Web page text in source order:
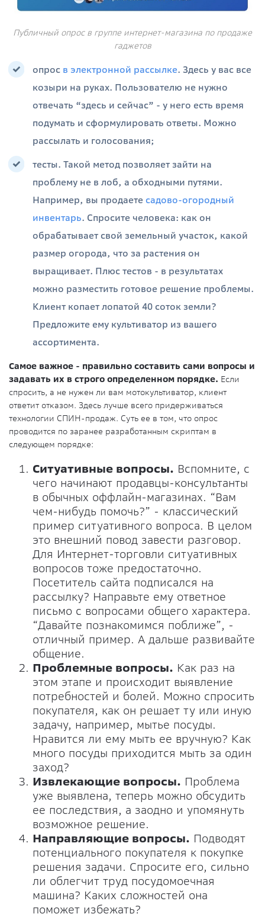
Публичный опрос в группе интернет-магазина по продаже
гаджетов
опрос в электронной рассылке. Здесь у вас все
козыри на руках. Пользователю не нужно
отвечать “здесь и сейчас” - у него есть время
подумать и сформулировать ответы. Можно
рассылать и голосования;
тесты. Такой метод позволяет зайти на
проблему не в лоб, а обходными путями.
Например, вы продаете садово-огородный
инвентарь. Спросите человека: как он
обрабатывает свой земельный участок, какой
размер огорода, что за растения он
выращивает. Плюс тестов - в результатах
можно разместить готовое решение проблемы.
Клиент копает лопатой 40 соток земли?
Предложите ему культиватор из вашего
ассортимента.
Самое важное - правильно составить сами вопросы и
задавать их в строго определенном порядке. Если
спросить, а не нужен ли вам мотокультиватор, клиент
ответит отказом. Здесь лучше всего придерживаться
технологии СПИН-продаж. Суть ее в том, что опрос
проводится по заранее разработанным скриптам в
следующем порядке:
Ситуативные вопросы. Вспомните, с
чего начинают продавцы-консультанты
в обычных оффлайн-магазинах. “Вам
чем-нибудь помочь?” - классический
пример ситуативного вопроса. В целом
это внешний повод завести разговор.
Для Интернет-торговли ситуативных
вопросов тоже предостаточно.
Посетитель сайта подписался на
рассылку? Направьте ему ответное
письмо с вопросами общего характера.
“Давайте познакомимся поближе”, -
отличный пример. А дальше развивайте
общение.
Проблемные вопросы. Как раз на
этом этапе и происходит выявление
потребностей и болей. Можно спросить
покупателя, как он решает ту или иную
задачу, например, мытье посуды.
Нравится ли ему мыть ее вручную? Как
много посуды приходится мыть за один
заход?
Извлекающие вопросы. Проблема
уже выявлена, теперь можно обсудить
ее последствия, а заодно и упомянуть
возможное решение.
Направляющие вопросы. Подводят
потенциального покупателя к покупке
решения задачи. Спросите его, сильно
ли облегчит труд посудомоечная
машина? Каких сложностей она
поможет избежать?